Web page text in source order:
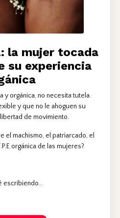
la mujer tocada
su experiencia
y orgánica, no necesita tutela.
y que no le ahoguen su
de movimiento.
el machismo, el patriarcado, el
orgánica de las mujeres?
escribiendo...